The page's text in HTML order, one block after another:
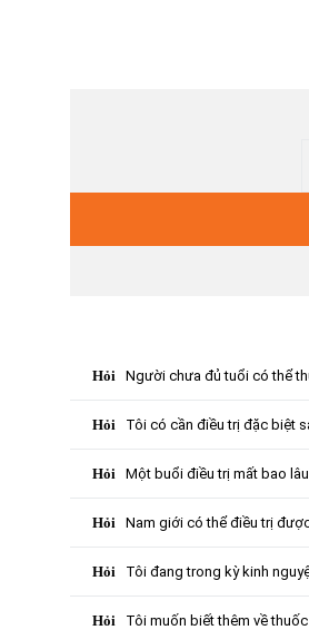
Người chưa đủ tuổi có thể
Tôi có cần điều trị đặc biệt
Một buổi điều trị mất bao
Nam giới có thể điều trị
Tôi đang trong kỳ kinh
Tôi muốn biết thêm về